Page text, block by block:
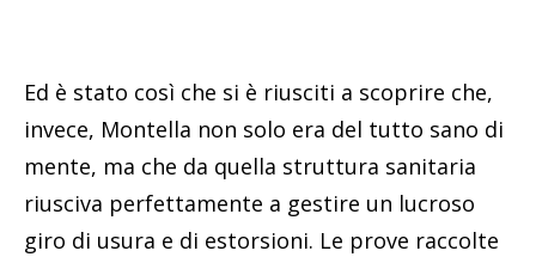
Ed è stato così che si è riusciti a scoprire che,
invece, Montella non solo era del tutto sano di
mente, ma che da quella struttura sanitaria
riusciva perfettamente a gestire un lucroso
giro di usura e di estorsioni. Le prove raccolte